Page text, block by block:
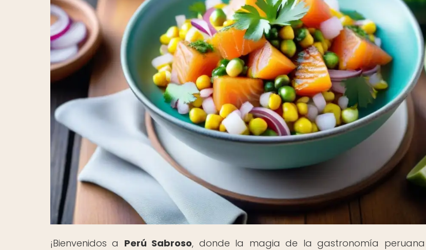
¡Bienvenidos a Perú Sabroso, donde la magia de la gastronomía